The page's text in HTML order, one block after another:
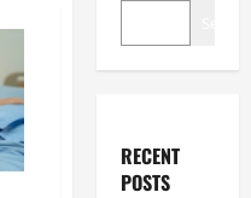
RECENT
POSTS